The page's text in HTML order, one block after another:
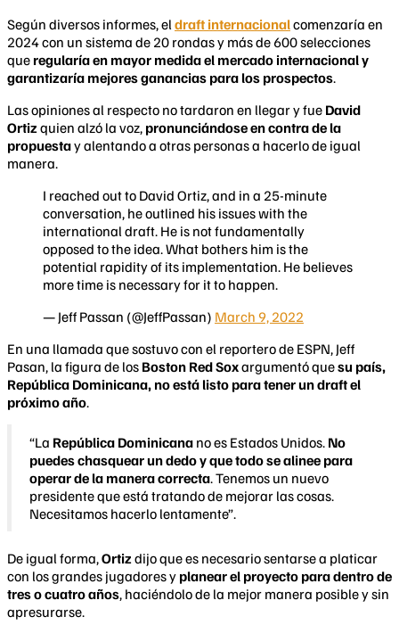
Según diversos informes, el draft internacionalcomenzaría en
2024 con un sistema de 20 rondas y más de 600 selecciones
que regularía en mayor medida el mercado internacional y
garantizaría mejores ganancias para los prospectos.
Las opiniones al respecto no tardaron en llegar y fue David
Ortiz quien alzó la voz, pronunciándose en contra de la
propuestay alentando a otras personas a hacerlo de igual
manera.
I reached out to David Ortiz, and in a 25-minute
conversation, he outlined his issues with the
international draft. He is not fundamentally
opposed to the idea. What bothers him is the
potential rapidity of its implementation. He believes
more time is necessary for it to happen.
— Jeff Passan (@JeffPassan) March 9, 2022
En una llamada que sostuvo con el reportero de ESPN, Jeff
Pasan, la figura de los Boston Red Soxargumentó quesu país,
República Dominicana, no está listo para tener un draft el
próximoaño.
“La República Dominicana no es Estados Unidos. No
puedes chasquear un dedo y que todo se alinee para
operar de la manera correcta. Tenemos un nuevo
presidente que está tratando de mejorar las cosas.
Necesitamos hacerlo lentamente”.
De igual forma,Ortiz dijo que es necesario sentarse a platicar
con los grandes jugadores y planear el proyecto para dentro de
tres o cuatro años, haciéndolo de la mejor manera posible y sin
apresurarse.